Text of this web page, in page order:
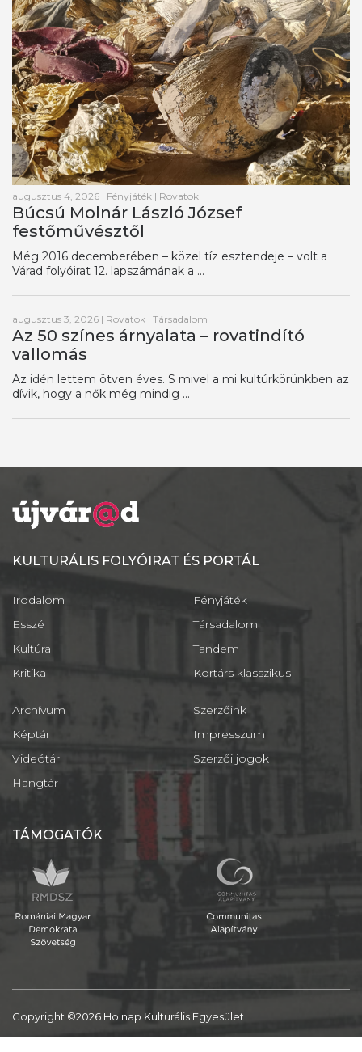
augusztus 4, 2026 | Fényjáték | Rovatok
Búcsú Molnár László József
festőművésztől
Még 2016 decemberében – közel tíz esztendeje – volt a
Várad folyóirat 12. lapszámának a ...
augusztus 3, 2026 | Rovatok | Társadalom
Az 50 színes árnyalata – rovatindító
vallomás
Az idén lettem ötven éves. S mivel a mi kultúrkörünkben az
dívik, hogy a nők még mindig ...
KULTURÁLIS FOLYÓIRAT ÉS PORTÁL
Irodalom
Esszé
Kultúra
Kritika
Fényjáték
Társadalom
Tandem
Kortárs klasszikus
Archívum
Képtár
Videótár
Hangtár
Szerzőink
Impresszum
Szerzői jogok
TÁMOGATÓK
Copyright ©2026 Holnap Kulturális Egyesület